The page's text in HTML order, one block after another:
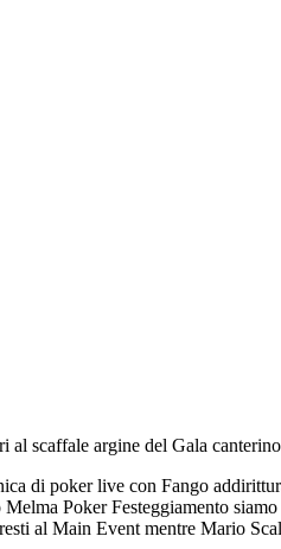
scaffale argine del Gala
di poker live con Fango
Poker Festeggiamento
al Main Event mentre Mario